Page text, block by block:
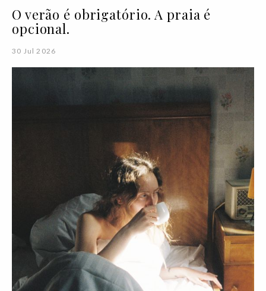
O verão é obrigatório. A praia é
opcional.
30 Jul 2026